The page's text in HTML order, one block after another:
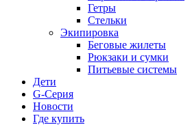
Гетры
Стельки
Экипировка
Беговые жилеты
Рюкзаки и сумки
Питьевые системы
Дети
G-Серия
Новости
Где купить